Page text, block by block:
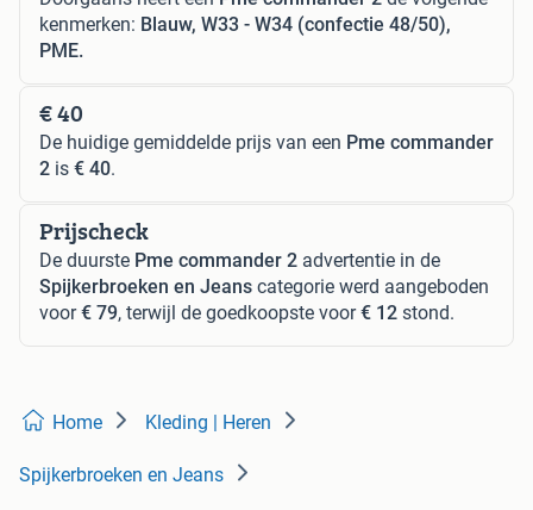
kenmerken: Blauw, W33 - W34 (confectie 48/50),
PME.
€ 40
De huidige gemiddelde prijs van een Pme commander
2 is € 40.
Prijscheck
De duurste Pme commander 2 advertentie in de
Spijkerbroeken en Jeans categorie werd aangeboden
voor€ 79, terwijl de goedkoopste voor€ 12 stond.
Home Kleding | Heren
Spijkerbroeken en Jeans